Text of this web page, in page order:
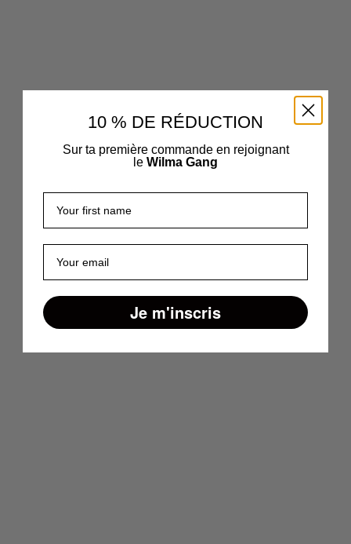
10 % DE RÉDUCTION
Sur ta première commande en rejoignant
le Wilma Gang
Prénom
E-mail
Je m'inscris